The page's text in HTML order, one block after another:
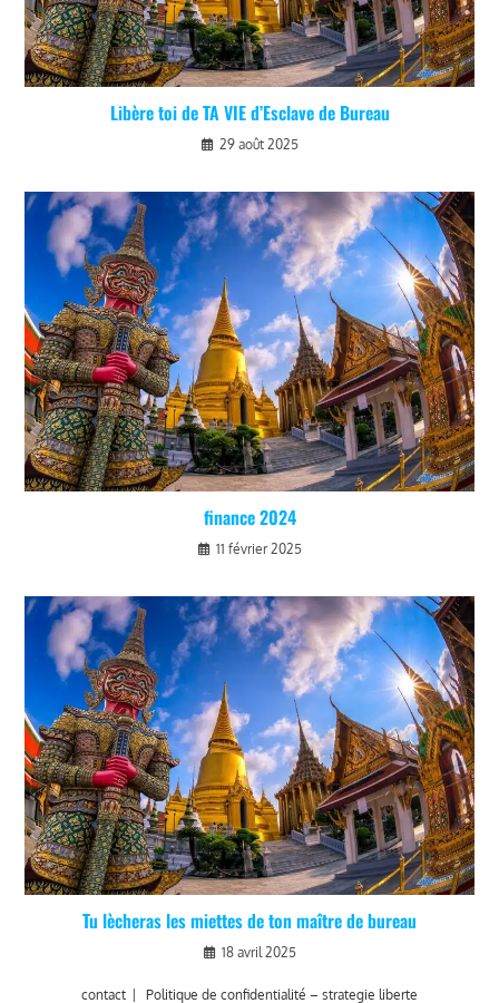
Libère toi de TA VIE d’Esclave de Bureau
29 août 2025
finance 2024
11 février 2025
Tu lècheras les miettes de ton maître de bureau
18 avril 2025
contact Politique de confidentialité – strategie liberte